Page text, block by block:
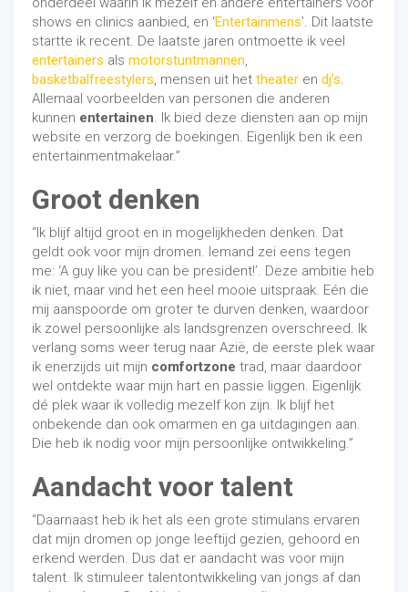
shows en clinics aanbied, en ‘Entertainmens’. Dit laatste
startte ik recent. De laatste jaren ontmoette ik veel
entertainers als motorstuntmannen
basketbalfreestylers , mensen uit het theater en dj’s
Allemaal voorbeelden van personen die anderen
kunnen entertainen . Ik bied deze diensten aan op mijn
website en verzorg de boekingen. Eigenlijk ben ik een
entertainmentmakelaar.”
Groot denken
“Ik blijf altijd groot en in mogelijkheden denken. Dat
geldt ook voor mijn dromen. Iemand zei eens tegen
me: ‘A guy like you can be president!’. Deze ambitie heb
ik niet, maar vind het een heel mooie uitspraak. Eén die
mij aanspoorde om groter te durven denken, waardoor
ik zowel persoonlijke als landsgrenzen overschreed. Ik
verlang soms weer terug naar Azië, de eerste plek waar
ik enerzijds uit mijn comfortzone trad, maar daardoor
wel ontdekte waar mijn hart en passie liggen. Eigenlijk
dé plek waar ik volledig mezelf kon zijn. Ik blijf het
onbekende dan ook omarmen en ga uitdagingen aan.
Die heb ik nodig voor mijn persoonlijke ontwikkeling.”
Aandacht voor talent
“Daarnaast heb ik het als een grote stimulans ervaren
dat mijn dromen op jonge leeftijd gezien, gehoord en
erkend werden. Dus dat er aandacht was voor mijn
talent. Ik stimuleer talentontwikkeling van jongs af dan